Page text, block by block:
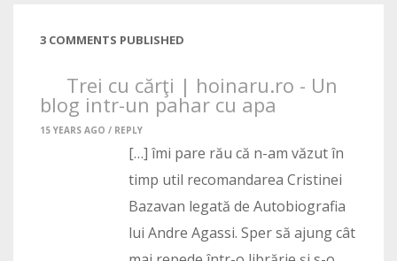
3 COMMENTS PUBLISHED
Trei cu cărţi | hoinaru.ro - Un
blog intr-un pahar cu apa
15 YEARS AGO / REPLY
[…] îmi pare rău că n-am văzut în
timp util recomandarea Cristinei
Bazavan legată de Autobiografia
lui Andre Agassi. Sper să ajung cât